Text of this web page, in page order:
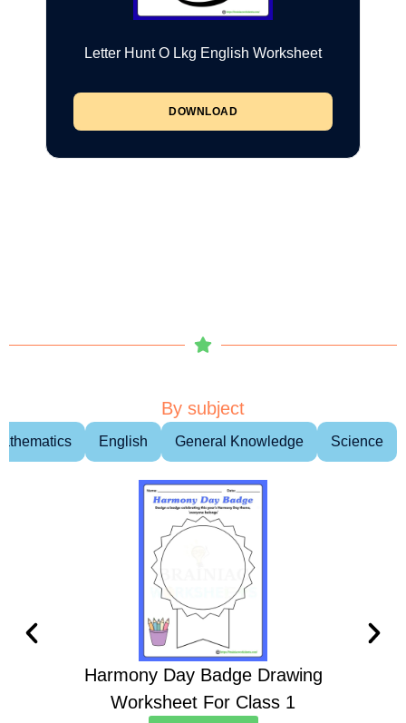
Letter Hunt O Lkg English Worksheet
DOWNLOAD
By subject
English General Knowledge Science
Harmony Day Badge Drawing
Worksheet For Class 1